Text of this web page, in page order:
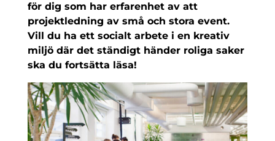
för dig som har erfarenhet av att
projektledning av små och stora event.
Vill du ha ett socialt arbete i en kreativ
miljö där det ständigt händer roliga saker
ska du fortsätta läsa!